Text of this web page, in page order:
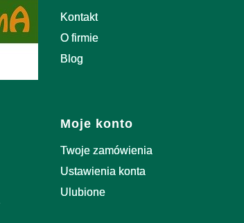
Kontakt
O firmie
Blog
Moje konto
Twoje zamówienia
Ustawienia konta
Ulubione